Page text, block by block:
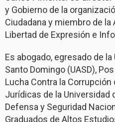
y Gobierno de la
Ciudadana y miembro de la
Libertad de Expresión e
Es abogado, egresado de
Santo Domingo (UASD),
Lucha Contra la
Jurídicas de la Universidad
Defensa y Seguridad
Graduados de Altos